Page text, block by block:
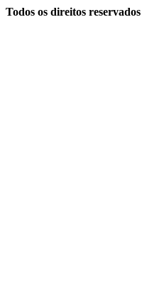
Todos os direitos reservados